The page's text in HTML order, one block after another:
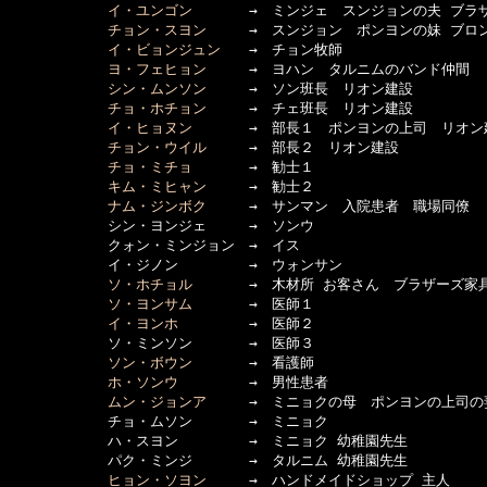
イ・ユンゴン →　ミンジェ　スンジョンの夫 ブラザ
チョン・スヨン →　スンジョン　ポンヨンの妹 ブロ
イ・ビョンジュン →　チョン牧師
ヨ・フェヒョン →　ヨハン　タルニムのバンド仲間
シン・ムンソン →　ソン班長　リオン建設
チョ・ホチョン →　チェ班長　リオン建設
イ・ヒョヌン →　部長１　ポンヨンの上司　リオン
チョン・ウイル →　部長２　リオン建設
チョ・ミチョ
→　勧士１
キム・ミヒャン →　勧士２
ナム・ジンボク
→　サンマン　入院患者　職場同僚
シン・ヨンジェ　　　→　ソンウ
クォン・ミンジョン　→　イス
イ・ジノン　　　　　→　ウォンサン
ソ・ホチョル →　木材所 お客さん　ブラザーズ家
ソ・ヨンサム →　医師１
イ・ヨンホ →　医師２
ソ・ミンソン　　　　→　医師３
ソン・ボウン →　看護師
ホ・ソンウ
→　男性患者
ムン・ジョンア →　ミニョクの母　ポンヨンの上司の
チョ・ムソン　　　　→　ミニョク
ハ・スヨン　　　　　→　ミニョク 幼稚園先生
パク・ミンジ　　　　→　タルニム 幼稚園先生
ヒョン・ソヨン →　ハンドメイドショップ 主人